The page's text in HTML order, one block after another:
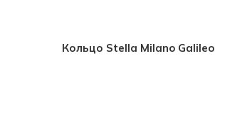
Кольцо Stella Milano Galileo